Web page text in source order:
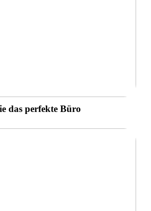
das perfekte Büro